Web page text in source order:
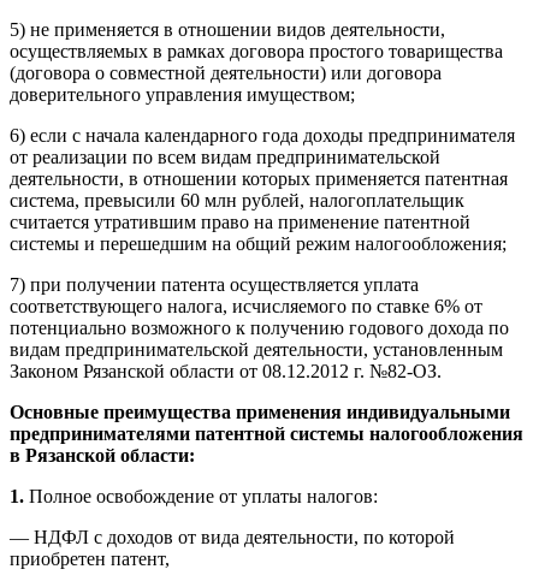
5) не применяется в отношении видов деятельности,
осуществляемых в рамках договора простого товарищества
(договора о совместной деятельности) или договора
доверительного управления имуществом;
6) если с начала календарного года доходы предпринимателя
от реализации по всем видам предпринимательской
деятельности, в отношении которых применяется патентная
система, превысили 60 млн рублей, налогоплательщик
считается утратившим право на применение патентной
системы и перешедшим на общий режим налогообложения;
7) при получении патента осуществляется уплата
соответствующего налога, исчисляемого по ставке 6% от
потенциально возможного к получению годового дохода по
видам предпринимательской деятельности, установленным
Законом Рязанской области от 08.12.2012 г. №82-ОЗ.
Основные преимущества применения индивидуальными
предпринимателями патентной системы налогообложения
в Рязанской области:
1. Полное освобождение от уплаты налогов:
— НДФЛ с доходов от вида деятельности, по которой
приобретен патент,